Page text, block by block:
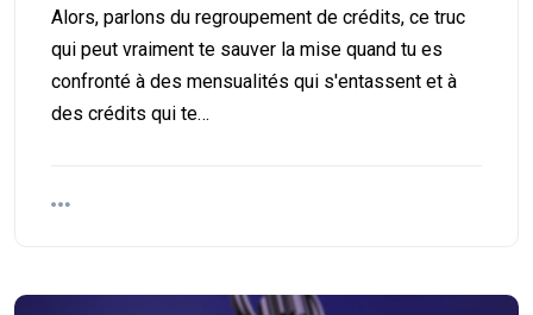
Alors, parlons du regroupement de crédits, ce truc
qui peut vraiment te sauver la mise quand tu es
confronté à des mensualités qui s'entassent et à
des crédits qui te…